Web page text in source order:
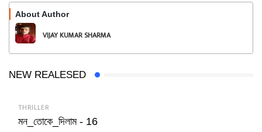
About Author
VIJAY KUMAR SHARMA
NEW REALESED
THRILLER
মন_তোকে_দিলাম - 16